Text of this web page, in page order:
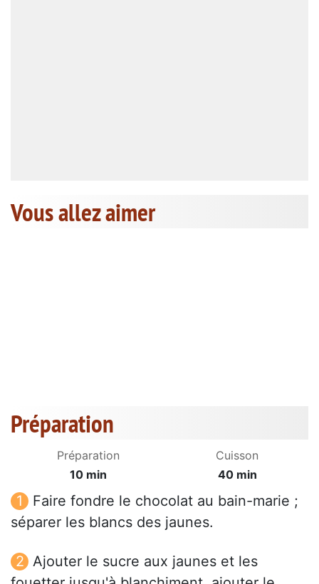
Vous allez aimer
Préparation
Préparation
10 min
Cuisson
40 min
Faire fondre le chocolat au bain-marie ;
séparer les blancs des jaunes.
Ajouter le sucre aux jaunes et les